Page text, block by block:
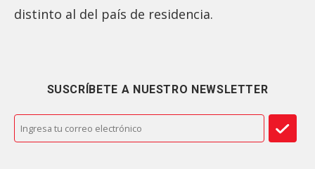
distinto al del país de residencia.
SUSCRÍBETE A NUESTRO NEWSLETTER